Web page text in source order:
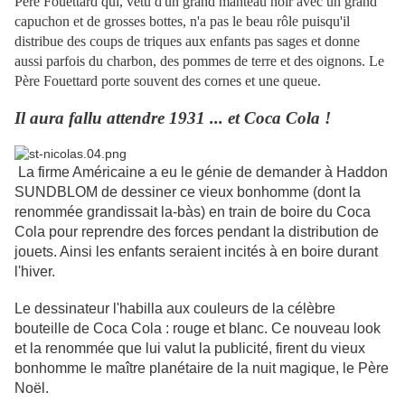
capuchon et de grosses bottes, n'a pas le beau rôle puisqu'il
distribue des coups de triques aux enfants pas sages et donne
aussi parfois du charbon, des pommes de terre et des oignons. Le
Père Fouettard porte souvent des cornes et une queue.
Il aura fallu attendre 1931 ... et Coca Cola !
La firme Américaine a eu le génie de demander à Haddon
SUNDBLOM de dessiner ce vieux bonhomme (dont la
renommée grandissait la-bàs) en train de boire du Coca
Cola pour reprendre des forces pendant la distribution de
jouets. Ainsi les enfants seraient incités à en boire durant
l'hiver.
Le dessinateur l'habilla aux couleurs de la célèbre
bouteille de Coca Cola : rouge et blanc. Ce nouveau look
et la renommée que lui valut la publicité, firent du vieux
bonhomme le maître planétaire de la nuit magique, le Père
Noël.